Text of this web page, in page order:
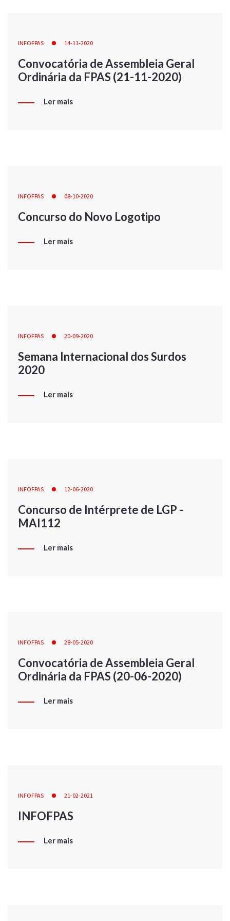
INFOFPAS 14-11-2020
Convocatória de Assembleia Geral
Ordinária da FPAS (21-11-2020)
Ler mais
INFOFPAS 08-10-2020
Concurso do Novo Logotipo
Ler mais
INFOFPAS 20-09-2020
Semana Internacional dos Surdos
2020
Ler mais
INFOFPAS 12-06-2020
Concurso de Intérprete de LGP -
MAI112
Ler mais
INFOFPAS 28-05-2020
Convocatória de Assembleia Geral
Ordinária da FPAS (20-06-2020)
Ler mais
INFOFPAS 21-02-2021
INFOFPAS
Ler mais